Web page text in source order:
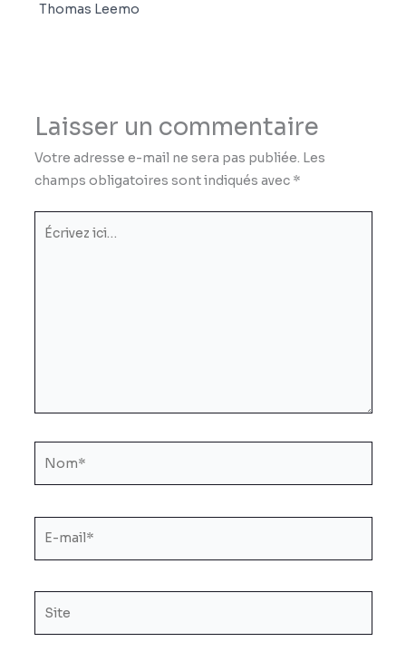
Thomas Leemo
Laisser un commentaire
Votre adresse e-mail ne sera pas publiée. Les
champs obligatoires sont indiqués avec *
Écrivez